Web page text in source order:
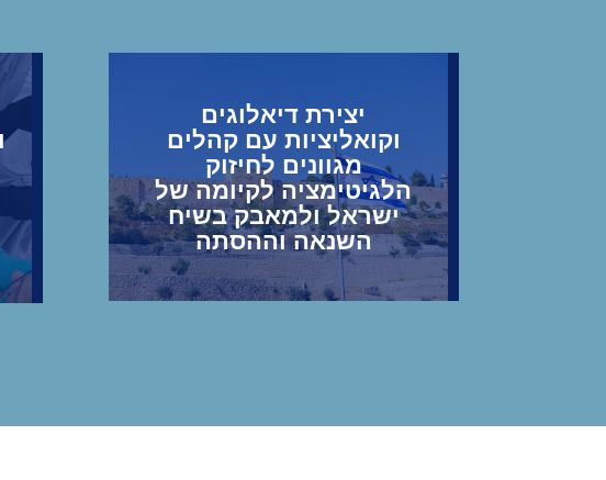
יצירת דיאלוגים
וקואליציות עם קהלים
מגוונים לחיזוק
הלגיטימציה לקיומה של
ישראל ולמאבק בשיח
השנאה וההסתה